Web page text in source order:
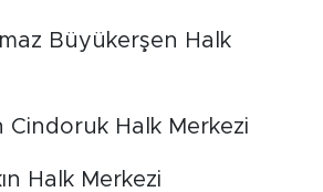
Büyükerşen Halk
Cindoruk Halk Merkezi
Halk Merkezi